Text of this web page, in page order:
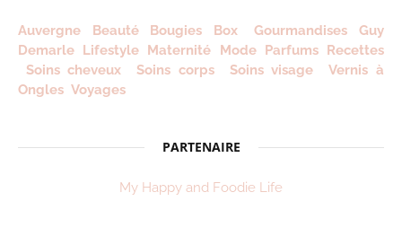
Auvergne Beauté Bougies Box Gourmandises
Guy
Demarle Lifestyle Maternité Mode Parfums Recettes
Soins cheveux
Soins corps Soins visage
Vernis à
Ongles Voyages
PARTENAIRE
My Happy and Foodie Life